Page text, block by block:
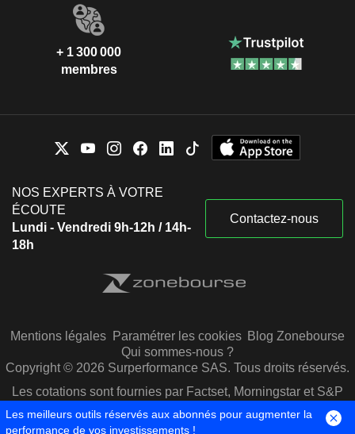
+ 1 300 000
membres
NOS EXPERTS À VOTRE
ÉCOUTE
Lundi - Vendredi 9h-12h / 14h-
18h
Contactez-nous
Mentions légales Paramétrer les cookies Blog Zonebourse
Qui sommes-nous ?
Copyright © 2026 Surperformance SAS. Tous droits réservés.
Les cotations sont fournies par Factset, Morningstar et S&P
Capital IQ
Les meilleurs outils réservés aux abonnés pour augmenter la
performance de vos investissements !